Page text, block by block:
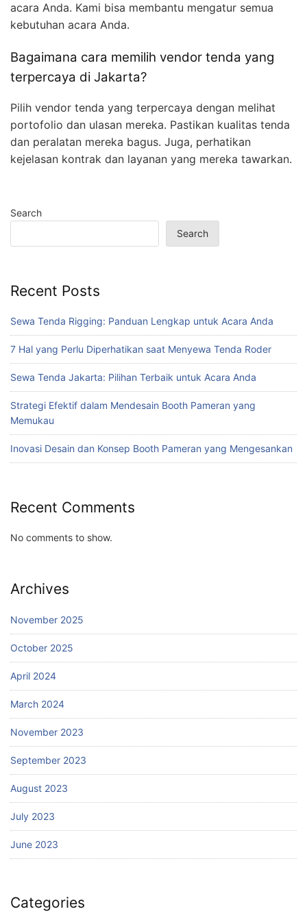
acara Anda. Kami bisa membantu mengatur semua
kebutuhan acara Anda.
Bagaimana cara memilih vendor tenda yang
terpercaya di Jakarta?
Pilih vendor tenda yang terpercaya dengan melihat
portofolio dan ulasan mereka. Pastikan kualitas tenda
dan peralatan mereka bagus. Juga, perhatikan
kejelasan kontrak dan layanan yang mereka tawarkan.
Search
Search
Recent Posts
Sewa Tenda Rigging: Panduan Lengkap untuk Acara Anda
7 Hal yang Perlu Diperhatikan saat Menyewa Tenda Roder
Sewa Tenda Jakarta: Pilihan Terbaik untuk Acara Anda
Strategi Efektif dalam Mendesain Booth Pameran yang
Memukau
Inovasi Desain dan Konsep Booth Pameran yang Mengesankan
Recent Comments
No comments to show.
Archives
November 2025
October 2025
April 2024
March 2024
November 2023
September 2023
August 2023
July 2023
June 2023
Categories